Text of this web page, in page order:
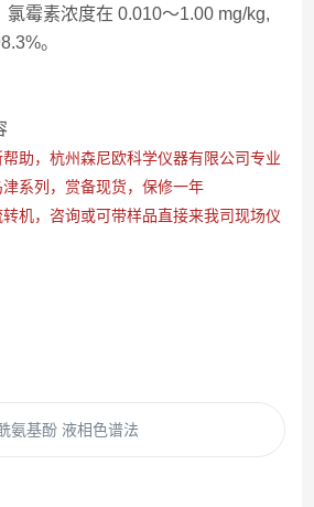
氯霉素浓度在 0.010～1.00 mg/kg,
。
助，杭州森尼欧科学仪器有限公司专业
系列，赏备现货，保修一年
机，咨询或可带样品直接来我司现场仪
氨基酚 液相色谱法